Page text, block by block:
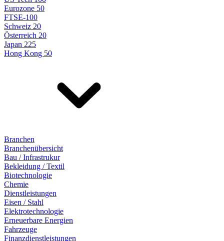
Eurozone 50
FTSE-100
Schweiz 20
Österreich 20
Japan 225
Hong Kong 50
Branchen
Branchenübersicht
Bau / Infrastrukur
Bekleidung / Textil
Biotechnologie
Chemie
Dienstleistungen
Eisen / Stahl
Elektrotechnologie
Erneuerbare Energien
Fahrzeuge
Finanzdienstleistungen